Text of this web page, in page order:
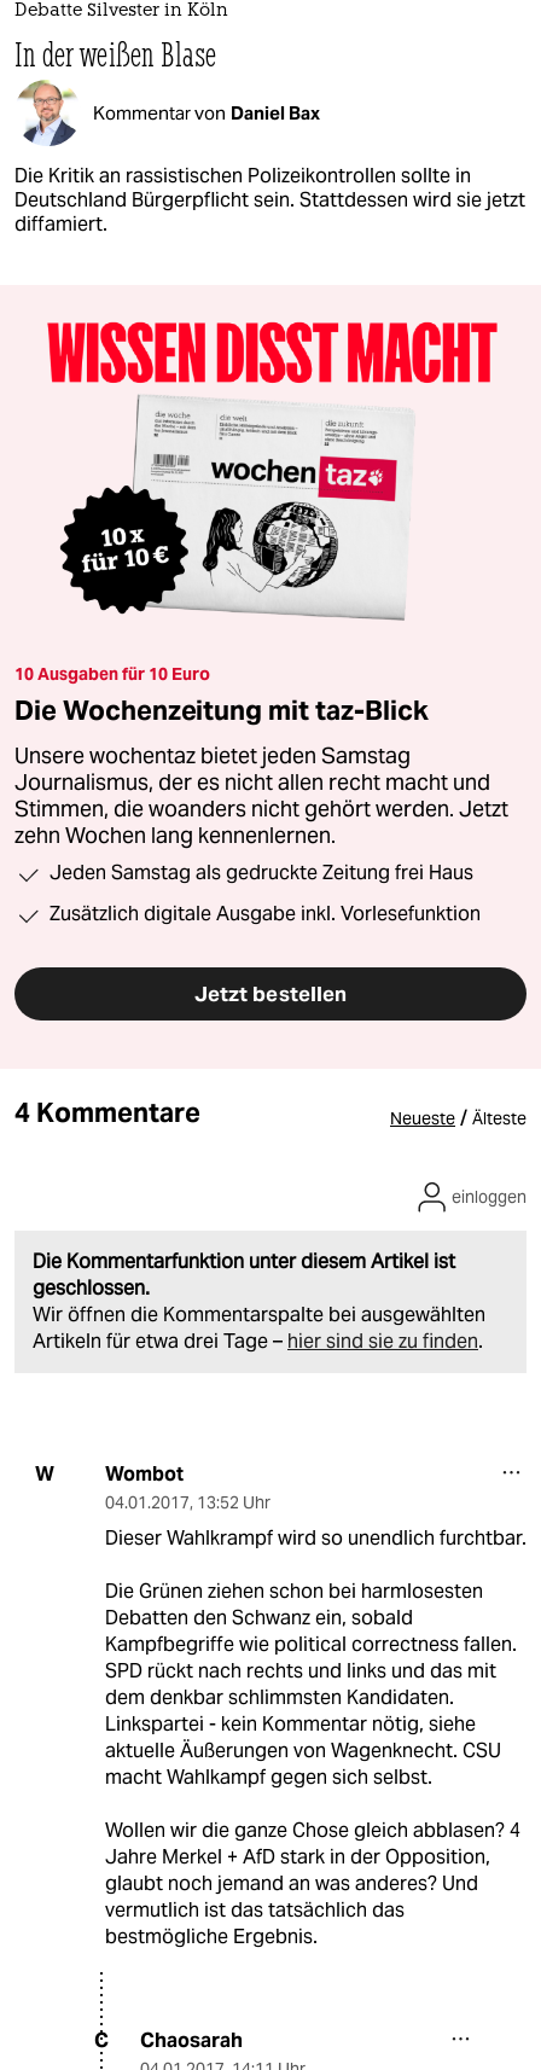
Debatte Silvester in Köln
In der weißen Blase
Kommentar von Daniel Bax
Die Kritik an rassistischen Polizeikontrollen sollte in
Deutschland Bürgerpflicht sein. Stattdessen wird sie jetzt
diffamiert.
10 Ausgaben für 10 Euro
Die Wochenzeitung mit taz-Blick
Unsere wochentaz bietet jeden Samstag
Journalismus, der es nicht allen recht macht und
Stimmen, die woanders nicht gehört werden. Jetzt
zehn Wochen lang kennenlernen.
Jeden Samstag als gedruckte Zeitung frei Haus
Zusätzlich digitale Ausgabe inkl. Vorlesefunktion
Jetzt bestellen
4 Kommentare Neueste / Älteste
Die Kommentarfunktion unter diesem Artikel ist
geschlossen.
Wir öffnen die Kommentarspalte bei ausgewählten
Artikeln für etwa drei Tage – hier sind sie zu finden.
einloggen
W Wombot
04.01.2017, 13:52 Uhr
Dieser Wahlkrampf wird so unendlich furchtbar.
Die Grünen ziehen schon bei harmlosesten
Debatten den Schwanz ein, sobald
Kampfbegriffe wie political correctness fallen.
SPD rückt nach rechts und links und das mit
dem denkbar schlimmsten Kandidaten.
Linkspartei - kein Kommentar nötig, siehe
aktuelle Äußerungen von Wagenknecht. CSU
macht Wahlkampf gegen sich selbst.
Wollen wir die ganze Chose gleich abblasen? 4
Jahre Merkel + AfD stark in der Opposition,
glaubt noch jemand an was anderes? Und
vermutlich ist das tatsächlich das
bestmögliche Ergebnis.
C Chaosarah